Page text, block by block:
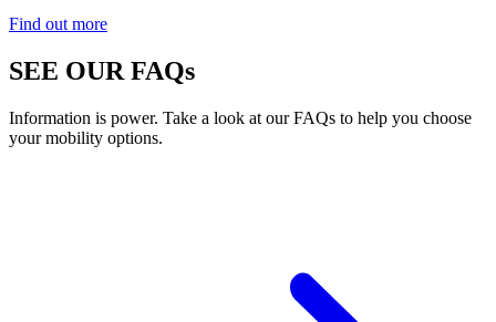
Find out more
SEE OUR FAQs
Information is power. Take a look at our FAQs to help you choose
your mobility options.